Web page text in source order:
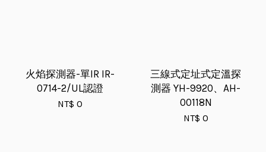
火焰探測器-單IR IR-
0714-2/UL認證
NT$ 0
三線式定址式定溫探
測器 YH-9920、AH-
00118N
NT$ 0